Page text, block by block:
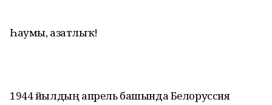
Һаумы, азатлыҡ!
1944 йылдың апрель башында Белоруссия